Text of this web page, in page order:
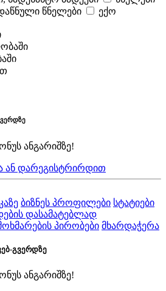
წნელები
ექო
ანგარიშზე!
ან დარეგისტრირდით
ბიზნეს პროფილები სტატიები
დასამატებლად
პირობები მხარდაჭერა
გვერდზე
ანგარიშზე!